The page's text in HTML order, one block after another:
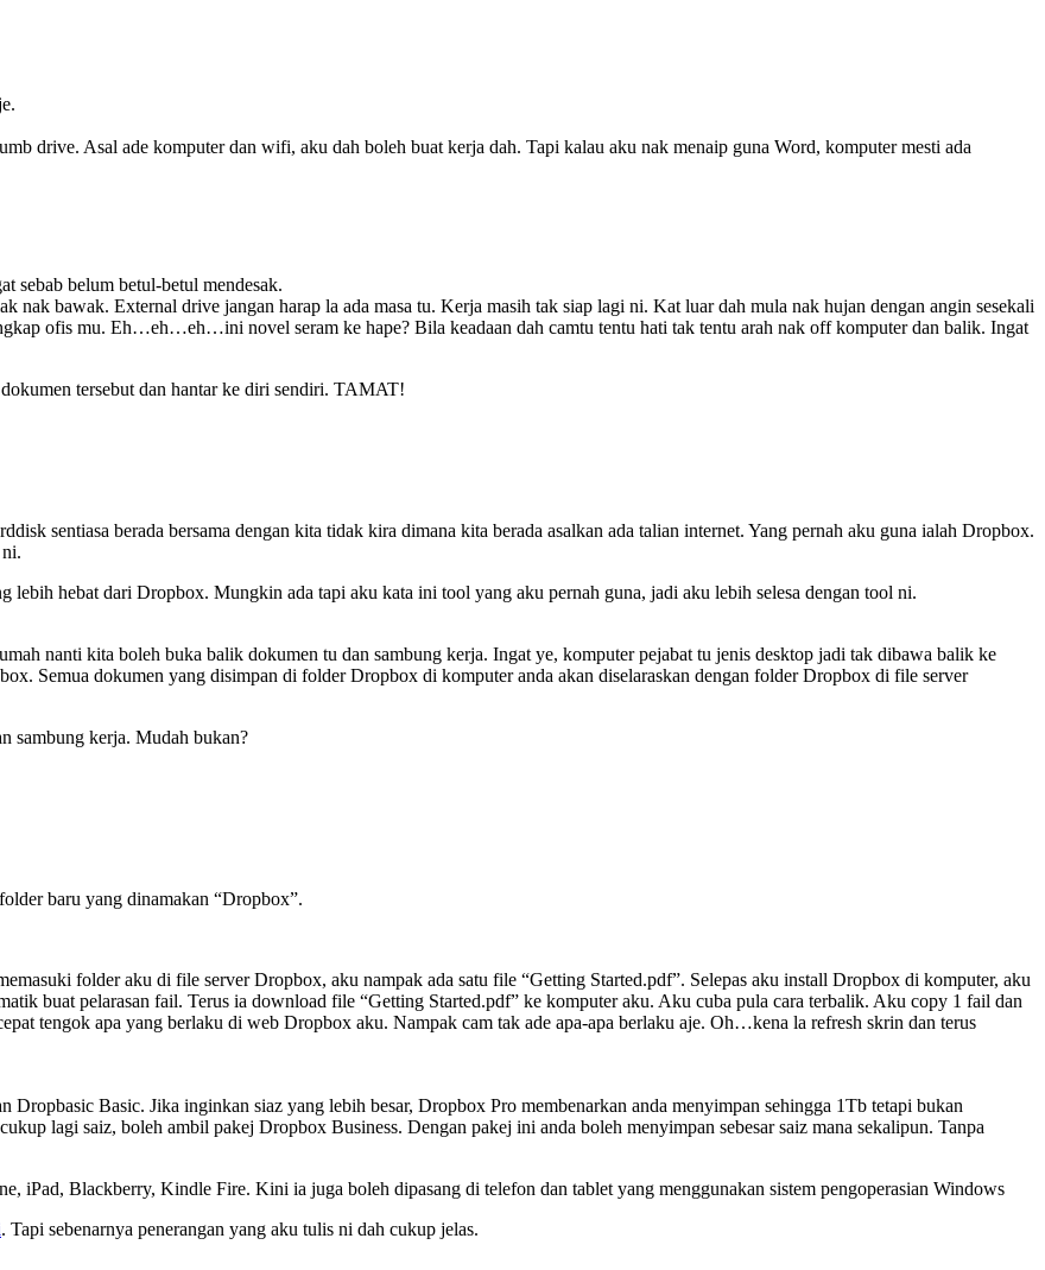
drive. Asal ade komputer dan wifi, aku dah boleh buat kerja dah. Tapi kalau aku nak menaip guna Word, komputer mesti ada
sebab belum betul-betul mendesak.
nak bawak. External drive jangan harap la ada masa tu. Kerja masih tak siap lagi ni. Kat luar dah mula nak hujan dengan angin sesekali
ofis mu. Eh…eh…eh…ini novel seram ke hape? Bila keadaan dah camtu tentu hati tak tentu arah nak off komputer dan balik. Ingat
tersebut dan hantar ke diri sendiri. TAMAT!
sentiasa berada bersama dengan kita tidak kira dimana kita berada asalkan ada talian internet. Yang pernah aku guna ialah Dropbox.
lebih hebat dari Dropbox. Mungkin ada tapi aku kata ini tool yang aku pernah guna, jadi aku lebih selesa dengan tool ni.
nanti kita boleh buka balik dokumen tu dan sambung kerja. Ingat ye, komputer pejabat tu jenis desktop jadi tak dibawa balik ke
Semua dokumen yang disimpan di folder Dropbox di komputer anda akan diselaraskan dengan folder Dropbox di file server
sambung kerja. Mudah bukan?
baru yang dinamakan “Dropbox”.
folder aku di file server Dropbox, aku nampak ada satu file “Getting Started.pdf”. Selepas aku install Dropbox di komputer, aku
buat pelarasan fail. Terus ia download file “Getting Started.pdf” ke komputer aku. Aku cuba pula cara terbalik. Aku copy 1 fail dan
tengok apa yang berlaku di web Dropbox aku. Nampak cam tak ade apa-apa berlaku aje. Oh…kena la refresh skrin dan terus
Dropbasic Basic. Jika inginkan siaz yang lebih besar, Dropbox Pro membenarkan anda menyimpan sehingga 1Tb tetapi bukan
lagi saiz, boleh ambil pakej Dropbox Business. Dengan pakej ini anda boleh menyimpan sebesar saiz mana sekalipun. Tanpa
iPad, Blackberry, Kindle Fire. Kini ia juga boleh dipasang di telefon dan tablet yang menggunakan sistem pengoperasian Windows
. Tapi sebenarnya penerangan yang aku tulis ni dah cukup jelas.